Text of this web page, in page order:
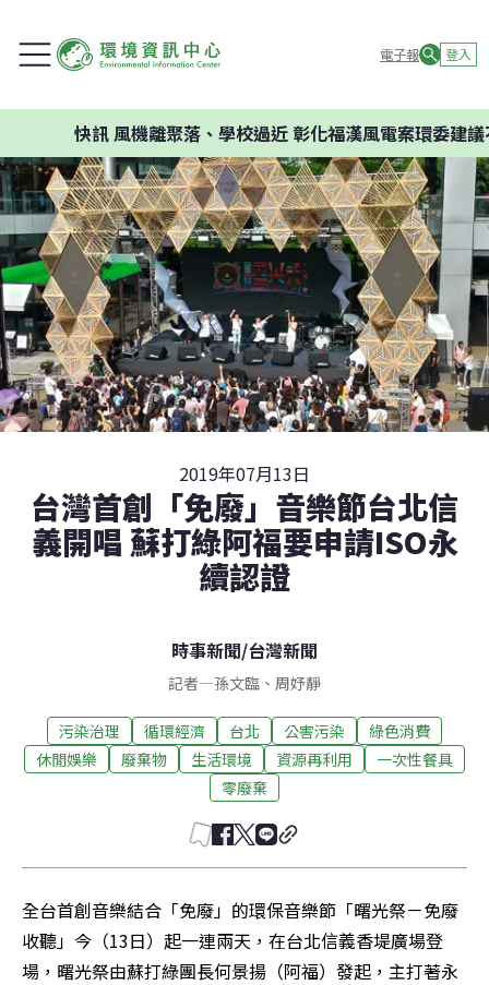
電子報 登入
機離聚落、學校過近 彰化福漢風電案環委建議不應開發
2019年07月13日
台灣首創「免廢」音樂節台北信
義開唱 蘇打綠阿福要申請ISO永
續認證
時事新聞/台灣新聞
記者—孫文臨 、 周妤靜
污染治理 循環經濟 台北 公害污染
綠色消費
休閒娛樂
廢棄物 生活環境 資源再利用
一次性餐具
零廢棄
全台首創音樂結合「免廢」的環保音樂節「曙光祭－免廢
收聽」今（13日）起一連兩天，在台北信義香堤廣場登
場，曙光祭由蘇打綠團長何景揚（阿福）發起，主打著永